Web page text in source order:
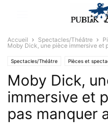
Accueil Spectacles/Théâtre
Moby Dick, une pièce immersive et
Spectacles/Théâtre Pièces et
Sélectionné par la rédaction
Moby Dick,
immersive et
pas manquer